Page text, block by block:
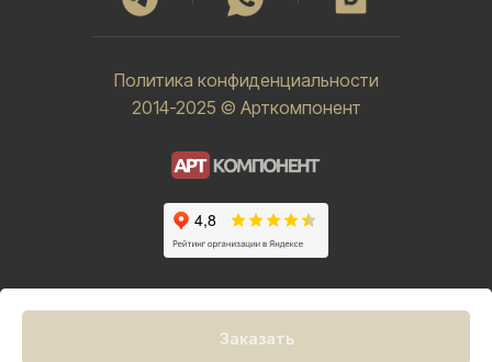
Заказать
2014-2025 © Арткомпонент
Политика конфиденциальности
Tilda